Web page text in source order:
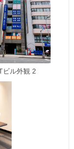
ビル外観 2